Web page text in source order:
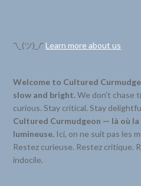
¯\_(ツ)_/¯Learn more about us
Welcome to Cultured
slow and bright.We don’t chase
curious. Stay critical. Stay
Cultured Curmudgeon — là où
lumineuse. Ici, on ne suit pas les
Restez curieuse. Restez critique.
indocile.